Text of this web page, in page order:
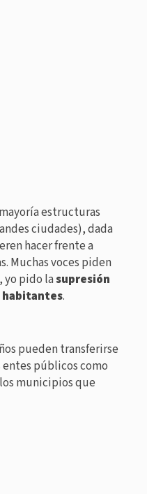
estructuras
ciudades), dada
hacer frente a
Muchas voces piden
yo pido lasupresión
habitantes.
pueden transferirse
públicos como
municipios que